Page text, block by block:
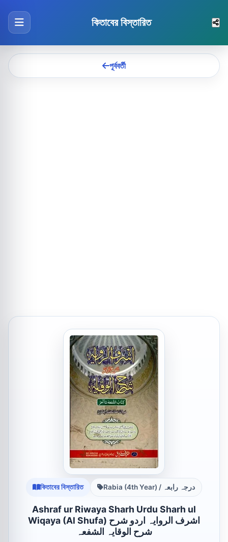
কিতাবের বিস্তারিত
পূর্ববর্তী
কিতাবের বিস্তারিত Rabia (4th Year) / درجہ رابعہ
Ashraf ur Riwaya Sharh Urdu Sharh ul
Wiqaya (Al Shufa) اشرف الروایہ اردو شرح
شرح الوقایہ الشفعہ